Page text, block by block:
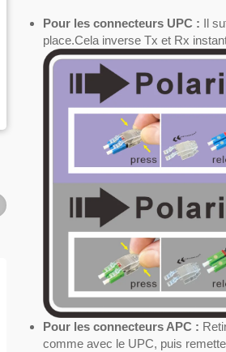
Pour les connecteurs UPC : Il
place.Cela inverse Tx et Rx
Pour les connecteurs APC :
comme avec le UPC, puis